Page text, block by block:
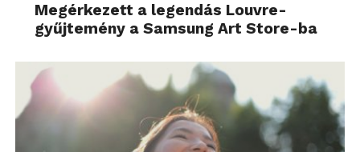
Megérkezett a legendás Louvre-
gyűjtemény a Samsung Art Store-ba